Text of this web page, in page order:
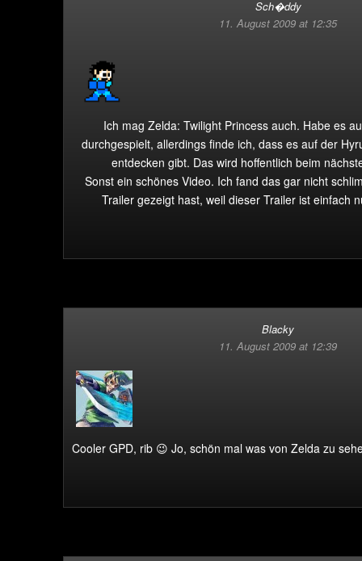
Sch�ddy
11. August 2009 at 12:35
Ich mag Zelda: Twilight Princess auch. Habe es
durchgespielt, allerdings finde ich, dass es auf der
entdecken gibt. Das wird hoffentlich beim
Sonst ein schönes Video. Ich fand das gar nicht
Trailer gezeigt hast, weil dieser Trailer ist einfach
Blacky
11. August 2009 at 12:39
Cooler GPD, rib 😉 Jo, schön mal was von Zelda zu